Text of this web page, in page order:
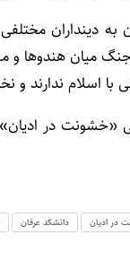
دینداران
میان هندوها و
با اسلام ندارند و
در ادیان»
در ادیان دانشکد عرفان